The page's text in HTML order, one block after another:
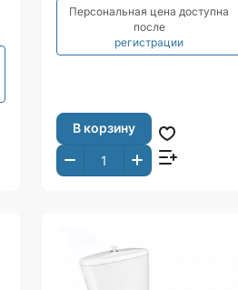
Персональная цена доступна
после
регистрации
В корзину